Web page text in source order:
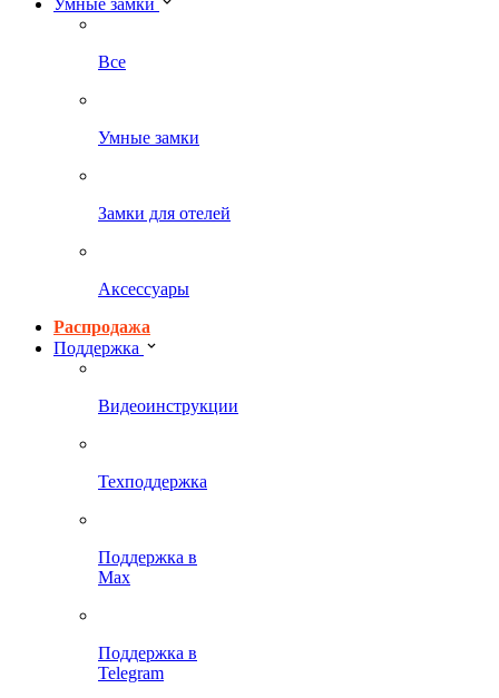
Умные замки
Все
Умные замки
Замки для отелей
Аксессуары
Распродажа
Поддержка
Видеоинструкции
Техподдержка
Поддержка в
Max
Поддержка в
Telegram